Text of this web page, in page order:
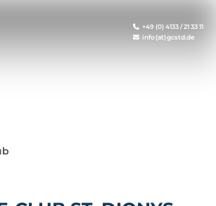
+49 (0) 4133 / 21 33 11
info (at) gcstd.de